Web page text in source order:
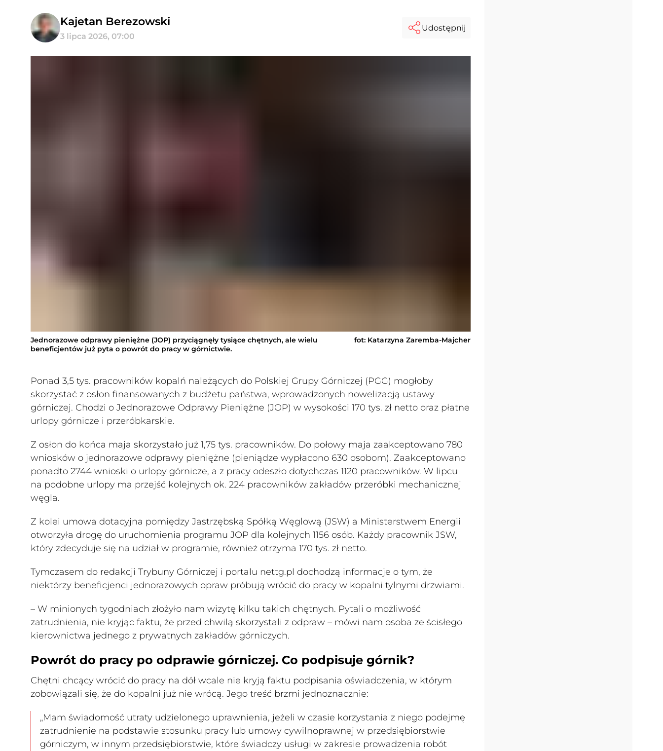
Kajetan Berezowski
3 lipca 2026, 07:00
Udostępnij
Jednorazowe odprawy pieniężne (JOP) przyciągnęły tysiące chętnych, ale wielu
beneficjentów już pyta o powrót do pracy w górnictwie.
fot: Katarzyna Zaremba-Majcher
Ponad 3,5 tys. pracowników kopalń należących do Polskiej Grupy Górniczej (PGG) mogłoby
skorzystać z osłon finansowanych z budżetu państwa, wprowadzonych nowelizacją ustawy
górniczej. Chodzi o Jednorazowe Odprawy Pieniężne (JOP) w wysokości 170 tys. zł netto oraz płatne
urlopy górnicze i przeróbkarskie.
Z osłon do końca maja skorzystało już 1,75 tys. pracowników. Do połowy maja zaakceptowano 780
wniosków o jednorazowe odprawy pieniężne (pieniądze wypłacono 630 osobom). Zaakceptowano
ponadto 2744 wnioski o urlopy górnicze, a z pracy odeszło dotychczas 1120 pracowników. W lipcu
na podobne urlopy ma przejść kolejnych ok. 224 pracowników zakładów przeróbki mechanicznej
węgla.
Z kolei umowa dotacyjna pomiędzy Jastrzębską Spółką Węglową (JSW) a Ministerstwem Energii
otworzyła drogę do uruchomienia programu JOP dla kolejnych 1156 osób. Każdy pracownik JSW,
który zdecyduje się na udział w programie, również otrzyma 170 tys. zł netto.
Tymczasem do redakcji Trybuny Górniczej i portalu nettg.pl dochodzą informacje o tym, że
niektórzy beneficjenci jednorazowych opraw próbują wrócić do pracy w kopalni tylnymi drzwiami.
– W minionych tygodniach złożyło nam wizytę kilku takich chętnych. Pytali o możliwość
zatrudnienia, nie kryjąc faktu, że przed chwilą skorzystali z odpraw – mówi nam osoba ze ścisłego
kierownictwa jednego z prywatnych zakładów górniczych.
Powrót do pracy po odprawie górniczej. Co podpisuje górnik?
Chętni chcący wrócić do pracy na dół wcale nie kryją faktu podpisania oświadczenia, w którym
zobowiązali się, że do kopalni już nie wrócą. Jego treść brzmi jednoznacznie:
„Mam świadomość utraty udzielonego uprawnienia, jeżeli w czasie korzystania z niego podejmę
zatrudnienie na podstawie stosunku pracy lub umowy cywilnoprawnej w przedsiębiorstwie
górniczym, w innym przedsiębiorstwie, które świadczy usługi w zakresie prowadzenia robót